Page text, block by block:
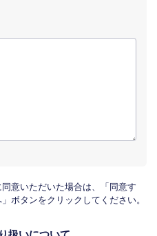
意いただいた場合は、「同意す
ボタンをクリックしてください。